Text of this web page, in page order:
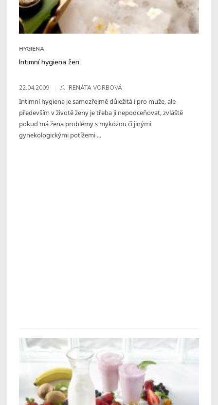
HYGIENA
Intimní hygiena žen
22.04.2009 RENÁTA VORBOVÁ
Intimní hygiena je samozřejmě důležitá i pro muže, ale
především v životě ženy je třeba ji nepodceňovat, zvláště
pokud má žena problémy s mykózou či jinými
gynekologickými potížemi ...